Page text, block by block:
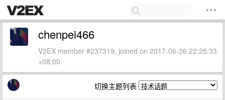
chenpei466
V2EX member #237319, joined on 2017-06-26 22:25:33
+08:00
切换主题列表